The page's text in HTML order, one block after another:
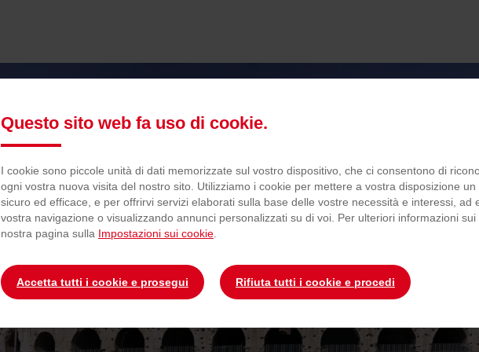
ITINERE
Sapori e attenzioni in movimento
Questo sito web fa uso di cookie.
I cookie sono piccole unità di dati memorizzate sul vostro dispositivo, che ci consentono di
ogni vostra nuova visita del nostro sito. Utilizziamo i cookie per mettere a vostra disposizione un
sicuro ed efficace, e per offrirvi servizi elaborati sulla base delle vostre necessità e interessi, ad
vostra navigazione o visualizzando annunci personalizzati su di voi. Per ulteriori informazioni
nostra pagina sulla Impostazioni sui cookie
Accetta tutti i cookie e prosegui Rifiuta tutti i cookie e procedi